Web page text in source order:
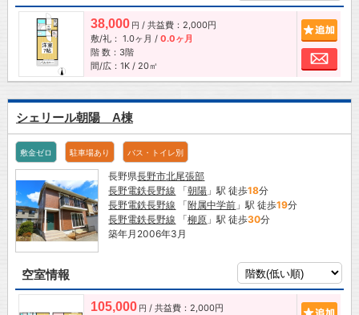
38,000 円 / 共益費：2,000円
敷/礼： 1.0ヶ月 / 0.0ヶ月
階 数：3階
間/広：1K / 20㎡
追加
お
シェリール朝陽 A棟
敷金ゼロ 駐車場あり バス・トイレ別
長野県長野市北尾張部
長野電鉄長野線 「朝陽 」駅 徒歩18分
長野電鉄長野線 「附属中学前 」駅 徒歩19分
長野電鉄長野線 「柳原 」駅 徒歩30分
築年月2006年3月
空室情報
105,000 円 / 共益費：2,000円